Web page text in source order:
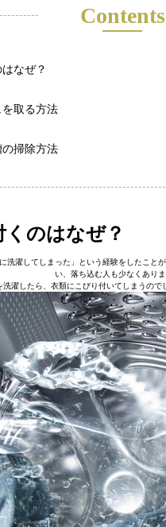
Contents
なぜ？
取る方法
掃除方法
のはなぜ？
洗濯してしまった」という経験をしたこ
い、落ち込む人も少なくありま
洗濯したら、衣類にこびり付いてしまうので